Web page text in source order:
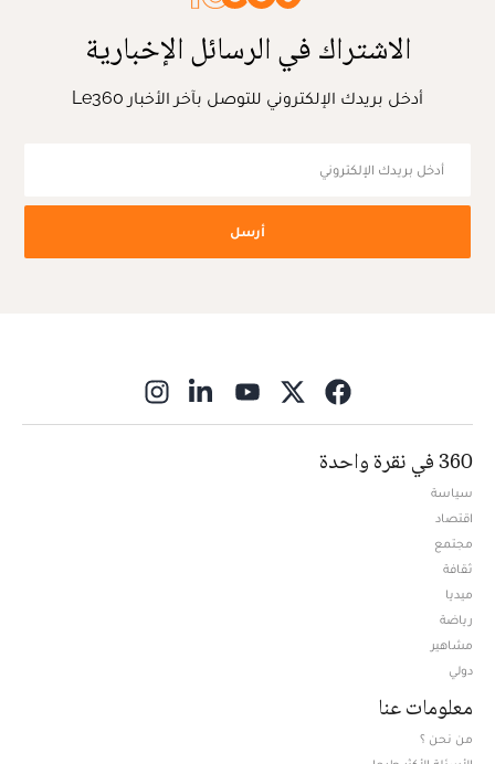
الاشتراك في الرسائل الإخبارية
أدخل بريدك الإلكتروني للتوصل بآخر الأخبار Le360
أرسل
360 في نقرة واحدة
سياسة
اقتصاد
مجتمع
ثقافة
ميديا
رياضة
مشاهير
دولي
معلومات عنا
من نحن ؟